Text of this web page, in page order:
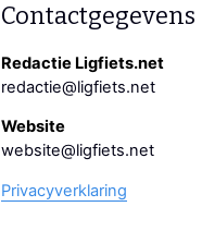
Contactgegevens
Redactie Ligfiets.net
redactie@ligfiets.net
Website
website@ligfiets.net
Privacyverklaring